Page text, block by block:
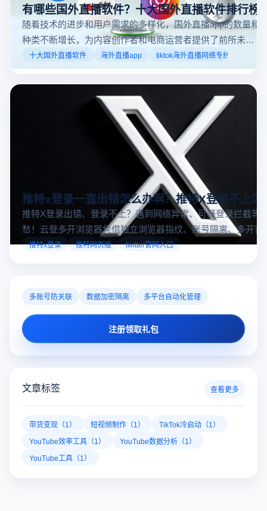
有哪些国外直播软件？十大国外直播软件排行榜
随着技术的进步和用户需求的多样化，国外直播app的数量和
种类不断增长，为内容创作者和电商运营者提供了前所未有
的机遇。如果你是一个跨境电商从业者，想要了解2025年十
大国外直播软件排行榜，那么你来对地方了！接下来跟着云
登多开浏览器一起来了解海外直播平台哪些最受欢迎。
十大国外直播软件 海外直播app tiktok海外直播网络专线
推特x登录一直出错怎么办啊？推特X登录不上怎
推特X登录出错、登录不上？遇到网络异常、可疑登录拦截等
愁！云登多开浏览器凭借独立浏览器指纹、账号隔离、多开窗
对性解决登录难题，让推特X登录更稳定安全～
推特x登录 推特网页版 twitter官网入口
多账号防关联 数据加密隔离 多平台自动化管理
注册领取礼包
文章标签 查看更多
带货变现（1） 短视频制作（1）
TikTok冷启动（1）
YouTube效率工具（1）
YouTube数据分析（1）
YouTube工具（1）